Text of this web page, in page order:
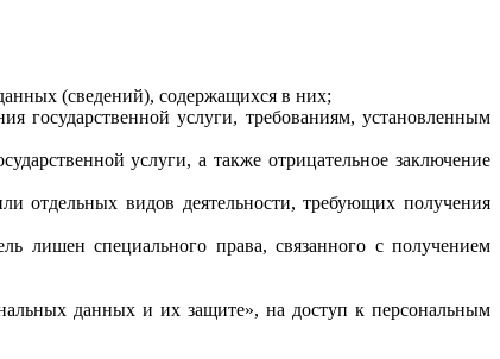
(сведений), содержащихся в них;
государственной услуги, требованиям, установленным
услуги, а также отрицательное заключение
отдельных видов деятельности, требующих получения
лишен специального права, связанного с получением
данных и их защите», на доступ к персональным